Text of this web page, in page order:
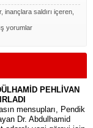
saldırı içeren,
yorumlar
PEHLİVAN
mensupları, Pendik
Dr. Abdulhamid